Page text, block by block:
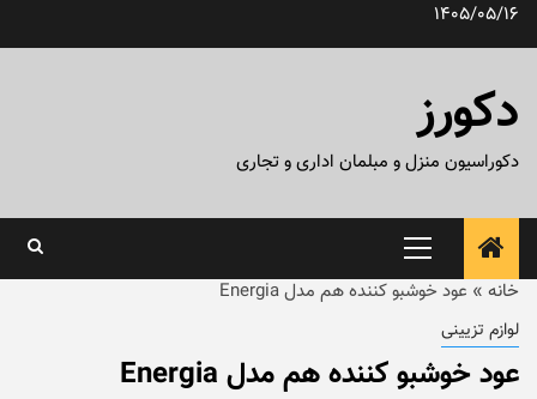
پرش1405/05/16
دکورز
دکوراسیون منزل و مبلمان اداری و تجاری
منوی
اصلی
خانه » عود خوشبو کننده هم مدل Energia
لوازم تزیینی
عود خوشبو کننده هم مدل Energia